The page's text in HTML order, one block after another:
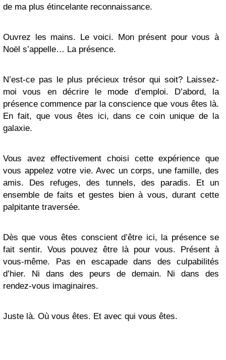
de ma plus étincelante reconnaissance.
Ouvrez les mains. Le voici. Mon présent pour vous à
Noël s’appelle… La présence.
N’est-ce pas le plus précieux trésor qui soit? Laissez-
moi vous en décrire le mode d’emploi. D’abord, la
présence commence par la conscience que vous êtes là.
En fait, que vous êtes ici, dans ce coin unique de la
galaxie.
Vous avez effectivement choisi cette expérience que
vous appelez votre vie. Avec un corps, une famille, des
amis. Des refuges, des tunnels, des paradis. Et un
ensemble de faits et gestes bien à vous, durant cette
palpitante traversée.
Dès que vous êtes conscient d’être ici, la présence se
fait sentir. Vous pouvez être là pour vous. Présent à
vous-même. Pas en escapade dans des culpabilités
d’hier. Ni dans des peurs de demain. Ni dans des
rendez-vous imaginaires.
Juste là. Où vous êtes. Et avec qui vous êtes.